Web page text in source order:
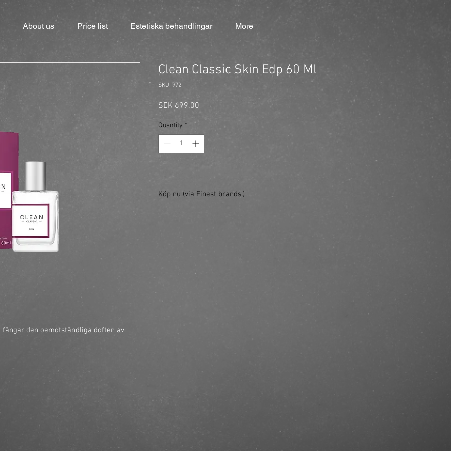
About us Price list Estetiska behandlingar More
fångar den oemotståndliga doften av
Clean Classic Skin Edp 60 Ml
SKU: 972
SEK 699.00
Quantity *
Köp nu (via Finest brands.)